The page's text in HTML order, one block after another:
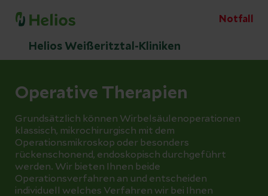
Notfall
Helios Weißeritztal-Kliniken
Operative Therapien
Grundsätzlich können Wirbelsäulenoperationen
klassisch, mikrochirurgisch mit dem
Operationsmikroskop oder besonders
rückenschonend, endoskopisch durchgeführt
werden. Wir bieten Ihnen beide
Operationsverfahren an und entscheiden
individuell welches Verfahren wir bei Ihnen